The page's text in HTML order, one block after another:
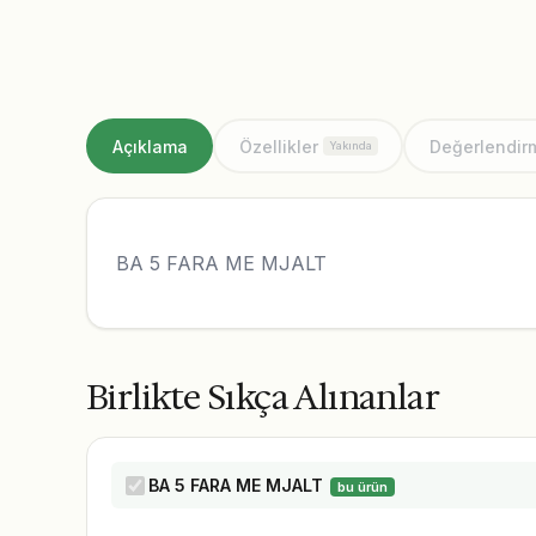
Açıklama Özellikler Yakında
BA 5 FARA ME MJALT
Birlikte Sıkça Alınanlar
BA 5 FARA ME MJALT bu ürün